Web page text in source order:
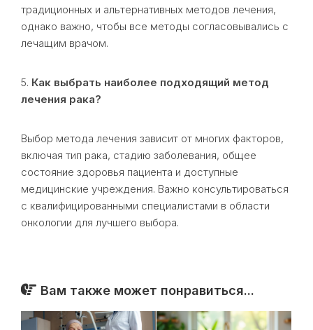
традиционных и альтернативных методов лечения,
однако важно, чтобы все методы согласовывались с
лечащим врачом.
5. Как выбрать наиболее подходящий метод
лечения рака?
Выбор метода лечения зависит от многих факторов,
включая тип рака, стадию заболевания, общее
состояние здоровья пациента и доступные
медицинские учреждения. Важно консультироваться
с квалифицированными специалистами в области
онкологии для лучшего выбора.
Вам также может понравиться...